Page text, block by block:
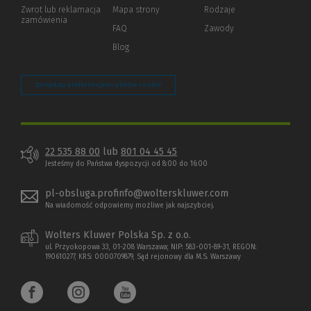
innej
Zwrot lub reklamacja
zamówienia
Mapa strony
FAQ
Blog
Rodzaje
Zawody
Zarządzaj preferencjami plików cookie
22 535 88 00 lub 801 04 45 45
Jesteśmy do Państwa dyspozycji od 8:00 do 16:00
pl-obsluga.profinfo@wolterskluwer.com
Na wiadomość odpowiemy możliwe jak najszybciej.
Wolters Kluwer Polska Sp. z o.o.
ul. Przyokopowa 33, 01-208 Warszawa; NIP: 583-001-89-31, REGON:
190610277, KRS: 0000709879, Sąd rejonowy dla M.S. Warszawy